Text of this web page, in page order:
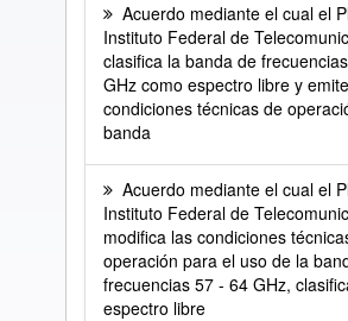
Acuerdo mediante el cual el
Instituto Federal de
clasifica la banda de
GHz como espectro libre y
condiciones técnicas de
banda
Acuerdo mediante el cual el
Instituto Federal de
modifica las condiciones
operación para el uso de la
frecuencias 57 - 64 GHz,
espectro libre